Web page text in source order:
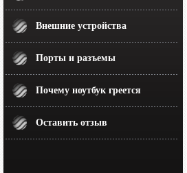
Внешние устройства
Порты и разъемы
Почему ноутбук греется
Оставить отзыв